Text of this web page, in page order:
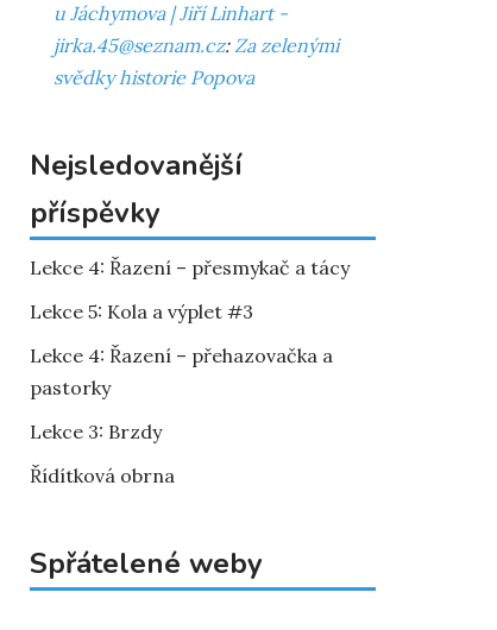
u Jáchymova | Jiří Linhart -
jirka.45@seznam.cz:Za zelenými
svědky historie Popova
Nejsledovanější
příspěvky
Lekce 4: Řazení – přesmykač a tácy
Lekce 5: Kola a výplet #3
Lekce 4: Řazení – přehazovačka a
pastorky
Lekce 3: Brzdy
Řídítková obrna
Spřátelené weby